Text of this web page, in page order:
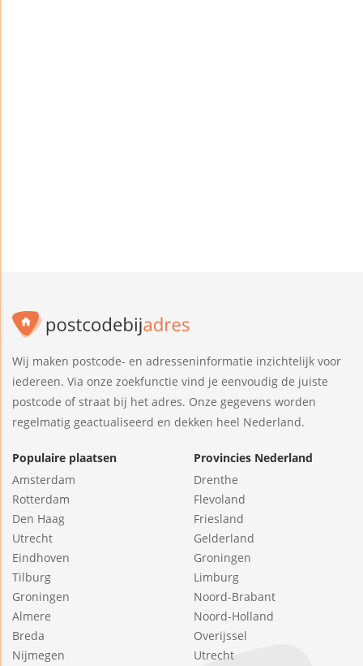
Wij maken postcode- en adresseninformatie inzichtelijk voor
iedereen. Via onze zoekfunctie vind je eenvoudig de juiste
postcode of straat bij het adres. Onze gegevens worden
regelmatig geactualiseerd en dekken heel Nederland.
Populaire plaatsen
Amsterdam
Rotterdam
Den Haag
Utrecht
Eindhoven
Tilburg
Groningen
Almere
Breda
Nijmegen
Provincies Nederland
Drenthe
Flevoland
Friesland
Gelderland
Groningen
Limburg
Noord-Brabant
Noord-Holland
Overijssel
Utrecht